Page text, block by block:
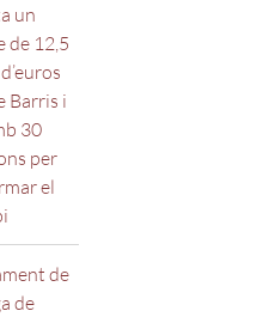
un
de 12,5
Barris i
30
per
el
de
de